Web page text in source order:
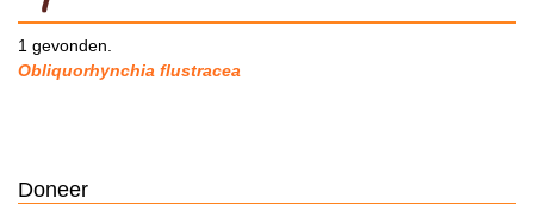
1 gevonden.
Obliquorhynchia flustracea
Doneer